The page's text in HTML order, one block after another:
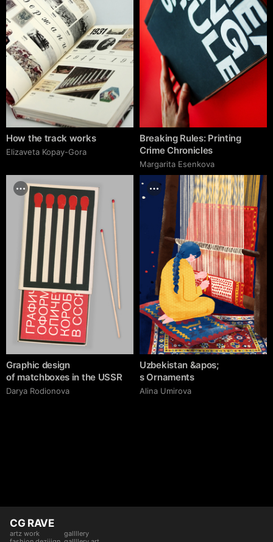
How the track works
Elizaveta Kopay-Gora
Breaking Rules: Printing
Crime Chronicles
Margarita Esenkova
Graphic design
of matchboxes in the USSR
Darya Rodionova
Uzbekistan &apos;
s Ornaments
Alina Umirova
CG RAVE
artz work
gallllery